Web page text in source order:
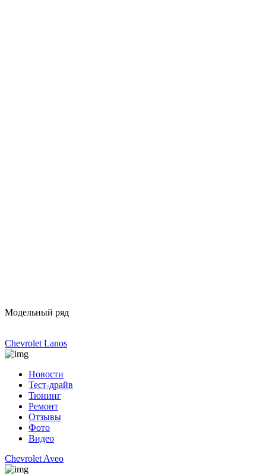
Модельный ряд
Chevrolet Lanos
Новости
Тест-драйв
Тюнинг
Ремонт
Отзывы
Фото
Видео
Chevrolet Aveo